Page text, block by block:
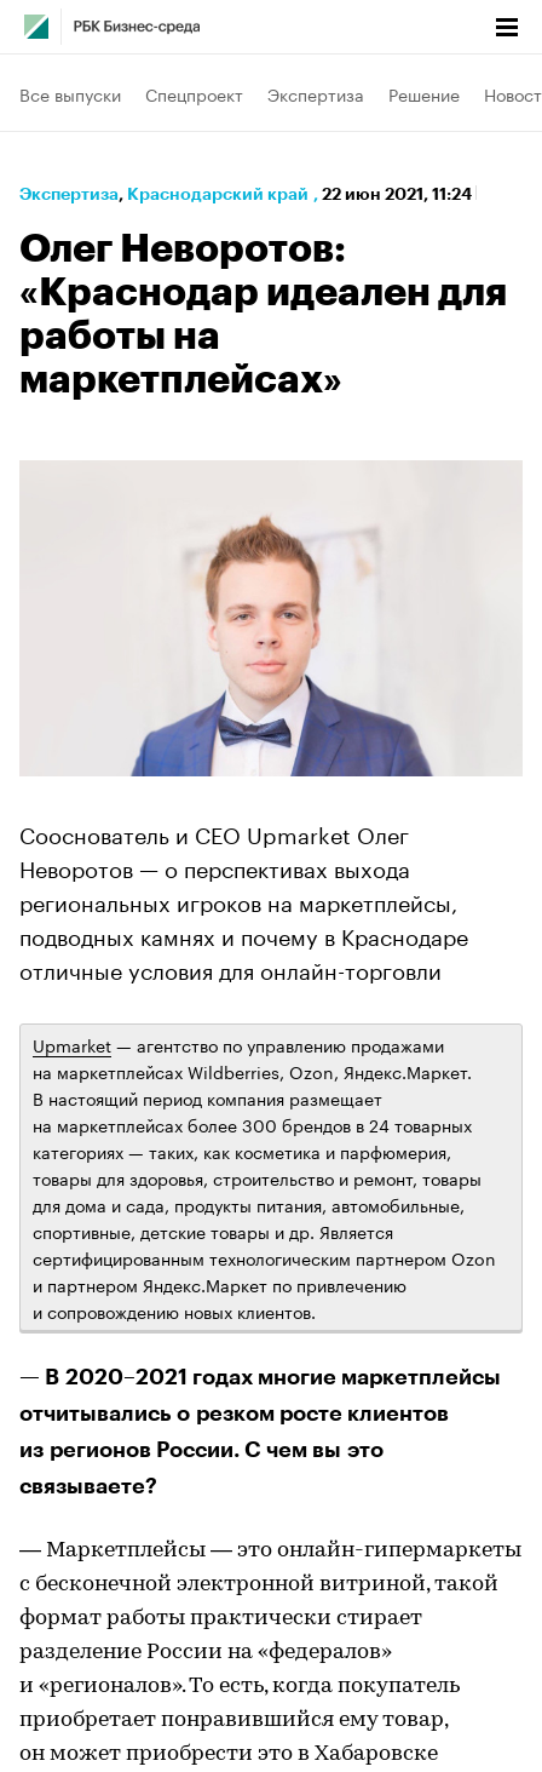
Все выпуски Спецпроект Экспертиза Решение
Экспертиза⁠, Краснодарский край , 22 июн 2021, 11:24
Олег Неворотов:
«Краснодар идеален для
работы на
маркетплейсах»
Сооснователь и CEO Upmarket Олег
Неворотов — о перспективах выхода
региональных игроков на маркетплейсы,
подводных камнях и почему в Краснодаре
отличные условия для онлайн-торговли
Upmarket— агентство по управлению продажами
на маркетплейсах Wildberries, Ozon, Яндекс.Маркет.
В настоящий период компания размещает
на маркетплейсах более 300 брендов в 24 товарных
категориях — таких, как косметика и парфюмерия,
товары для здоровья, строительство и ремонт, товары
для дома и сада, продукты питания, автомобильные,
спортивные, детские товары и др. Является
сертифицированным технологическим партнером Ozon
и партнером Яндекс.Маркет по привлечению
и сопровождению новых клиентов.
— В 2020–2021 годах многие маркетплейсы
отчитывались о резком росте клиентов
из регионов России. С чем вы это
связываете?
— Маркетплейсы — это онлайн-гипермаркеты
с бесконечной электронной витриной, такой
формат работы практически стирает
разделение России на «федералов»
и «регионалов». То есть, когда покупатель
приобретает понравившийся ему товар,
он может приобрести это в Хабаровске